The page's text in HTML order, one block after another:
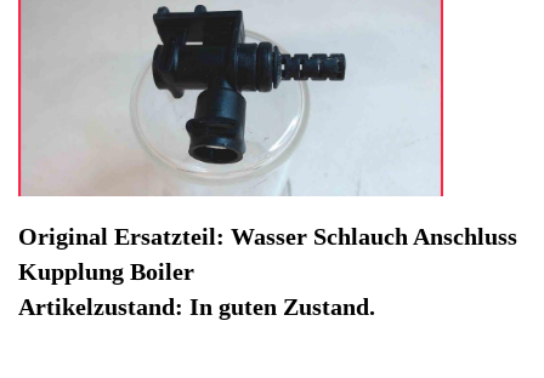
EAN: 4064816463943
Herstellernummer: 118887
Produktart: Wasser Schlauch Anschluss Kupplung
Artikelzustand: Gebrauchteware
Wasser Schlauch Anschluss Kupplung Boiler VeroCafe
CTES32 TES50159DE/06 -2. Original Ersatzteil: Wasser
Schlauch Anschluss Kupplung Boiler
Artikelzustand: In guten Zustand.
Sofort lieferbar
Noch 1 Stück verfügbar / InStock